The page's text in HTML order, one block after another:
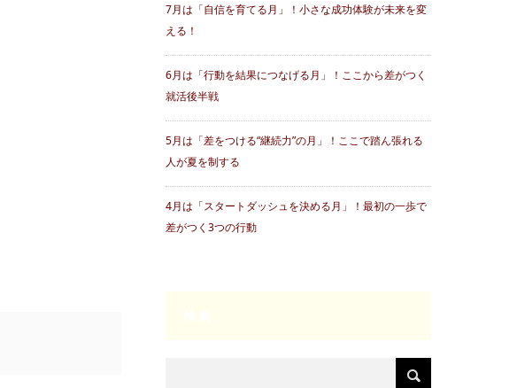
7月は「自信を育てる月」！小さな成功体験が未来を変
える！
6月は「行動を結果につなげる月」！ここから差がつく
就活後半戦
5月は「差をつける“継続力”の月」！ここで踏ん張れる
人が夏を制する
4月は「スタートダッシュを決める月」！最初の一歩で
差がつく3つの行動